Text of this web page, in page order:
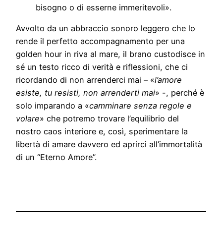
bisogno o di esserne immeritevoli».
Avvolto da un abbraccio sonoro leggero che lo
rende il perfetto accompagnamento per una
golden hour in riva al mare, il brano custodisce in
sé un testo ricco di verità e riflessioni, che ci
ricordando di non arrenderci mai – «l’amore
esiste, tu resisti, non arrenderti mai» -, perché è
solo imparando a «camminare senza regole e
volare» che potremo trovare l’equilibrio del
nostro caos interiore e, così, sperimentare la
libertà di amare davvero ed aprirci all’immortalità
di un “Eterno Amore”.